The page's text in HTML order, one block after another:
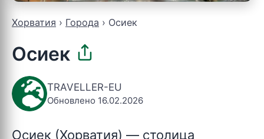
Хорватия Города Осиек
Осиек
TRAVELLER-EU
Обновлено 16.02.2026
Осиек (Хорватия) — столица